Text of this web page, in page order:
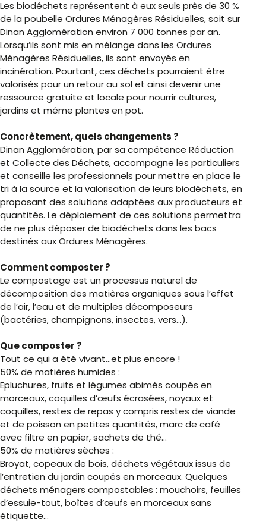
Les biodéchets représentent à eux seuls près de 30 %
de la poubelle Ordures Ménagères Résiduelles, soit sur
Dinan Agglomération environ 7 000 tonnes par an.
Lorsqu’ils sont mis en mélange dans les Ordures
Ménagères Résiduelles, ils sont envoyés en
incinération. Pourtant, ces déchets pourraient être
valorisés pour un retour au sol et ainsi devenir une
ressource gratuite et locale pour nourrir cultures,
jardins et même plantes en pot.
Concrètement, quels changements ?
Dinan Agglomération, par sa compétence Réduction
et Collecte des Déchets, accompagne les particuliers
et conseille les professionnels pour mettre en place le
tri à la source et la valorisation de leurs biodéchets, en
proposant des solutions adaptées aux producteurs et
quantités. Le déploiement de ces solutions permettra
de ne plus déposer de biodéchets dans les bacs
destinés aux Ordures Ménagères.
Comment composter ?
Le compostage est un processus naturel de
décomposition des matières organiques sous l’effet
de l’air, l’eau et de multiples décomposeurs
(bactéries, champignons, insectes, vers…).
Que composter ?
Tout ce qui a été vivant…et plus encore !
50% de matières humides :
Epluchures, fruits et légumes abimés coupés en
morceaux, coquilles d’œufs écrasées, noyaux et
coquilles, restes de repas y compris restes de viande
et de poisson en petites quantités, marc de café
avec filtre en papier, sachets de thé…
50% de matières sèches :
Broyat, copeaux de bois, déchets végétaux issus de
l’entretien du jardin coupés en morceaux. Quelques
déchets ménagers compostables : mouchoirs, feuilles
d’essuie-tout, boîtes d’œufs en morceaux sans
étiquette…